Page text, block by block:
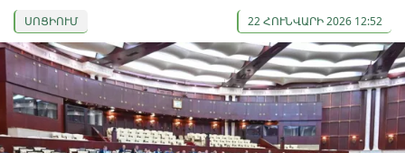
ՍՈՑԻՈՒՄ 22 ՀՈՒՆՎԱՐԻ 2026 12:52